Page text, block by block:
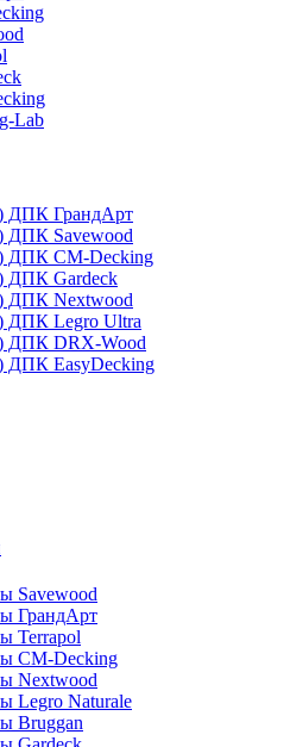
Lab
ДПК ГрандАрт
ДПК Savewood
ДПК CM-Decking
ДПК Gardeck
ДПК Nextwood
ДПК Legro Ultra
ДПК DRX-Wood
ДПК EasyDecking
Savewood
ГрандАрт
Terrapol
CM-Decking
Nextwood
Legro Naturale
Bruggan